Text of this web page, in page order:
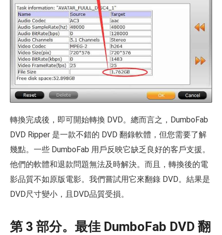
轉換完成後，即可開始轉換 DVD。總而言之，DumboFab
DVD Ripper 是一款不錯的 DVD 翻錄軟體，但您需要了解
幾點。一些 DumboFab 用戶反映它缺乏良好的客戶支援。
他們的軟體和退款問題無法及時解決。而且，轉換後的電
影品質不如原版電影。我們嘗試用它來翻錄 DVD。結果是
DVD尺寸變小，且DVD品質受損。
第 3 部分。最佳 DumboFab DVD 翻